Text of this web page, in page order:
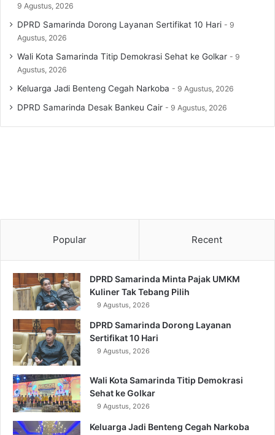
9 Agustus, 2026
DPRD Samarinda Dorong Layanan Sertifikat 10 Hari
9
Agustus, 2026
Wali Kota Samarinda Titip Demokrasi Sehat ke Golkar
9
Agustus, 2026
Keluarga Jadi Benteng Cegah Narkoba 9 Agustus, 2026
DPRD Samarinda Desak Bankeu Cair 9 Agustus, 2026
Popular Recent
DPRD Samarinda Minta Pajak UMKM
Kuliner Tak Tebang Pilih
9 Agustus, 2026
DPRD Samarinda Dorong Layanan
Sertifikat 10 Hari
9 Agustus, 2026
Wali Kota Samarinda Titip Demokrasi
Sehat ke Golkar
9 Agustus, 2026
Keluarga Jadi Benteng Cegah Narkoba